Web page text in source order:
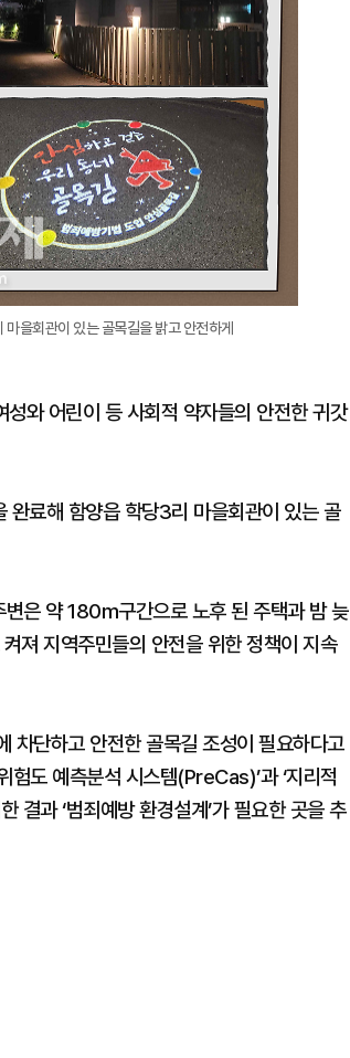
을회관이 있는 골목길을 밝고 안전하게
와 어린이 등 사회적 약자들의 안전한 귀갓
완료해 함양읍 학당3리 마을회관이 있는 골
은 약 180m구간으로 노후 된 주택과 밤 늦
져 지역주민들의 안전을 위한 정책이 지속
차단하고 안전한 골목길 조성이 필요하다고
도 예측분석 시스템(PreCas)’과 ‘지리적
결과 ‘범죄예방 환경설계’가 필요한 곳을 추